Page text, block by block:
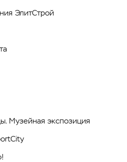
ЭлитCтрой
Музейная экспозиция